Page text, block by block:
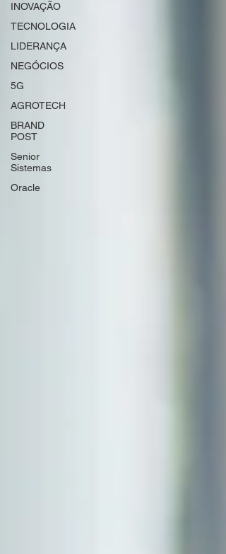
INOVAÇÃO
TECNOLOGIA
LIDERANÇA
NEGÓCIOS
5G
AGROTECH
BRAND
POST
Senior
Sistemas
Oracle